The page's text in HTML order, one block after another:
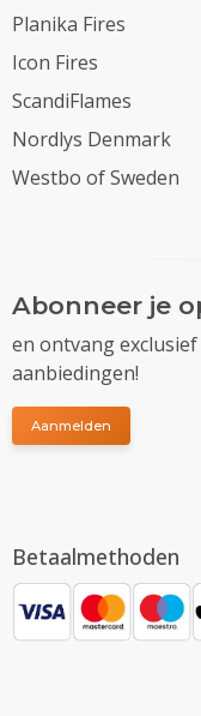
Planika Fires
Icon Fires
ScandiFlames
Nordlys Denmark
Westbo of Sweden
Abonneer je
en ontvang
aanbiedingen!
Aanmelden
Betaalmethoden